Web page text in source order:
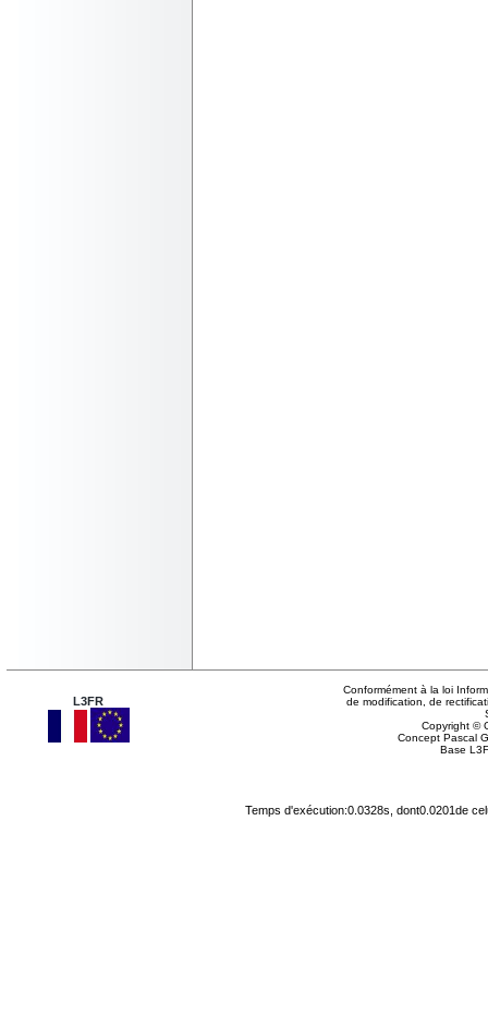
L3FR
Conformément à la loi
de modification, de
Copyright ©
Concept Pascal
Base
Temps d'exécution:0.0328s, dont0.0201de